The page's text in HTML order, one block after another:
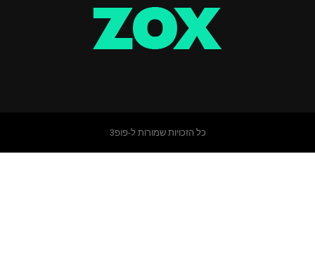
כל הזכויות שמורות ל-פופ3